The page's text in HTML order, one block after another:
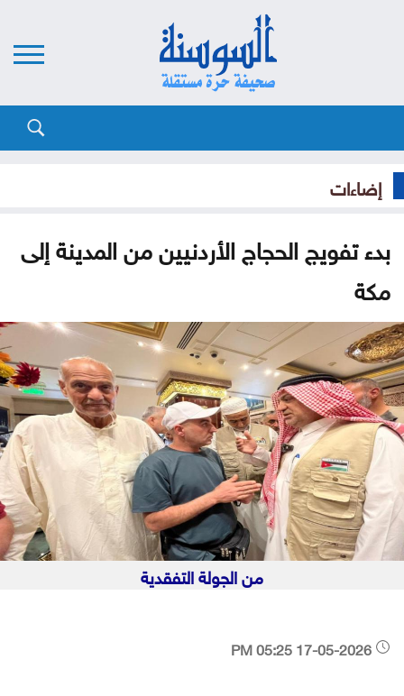
إضاءات
بدء تفويج الحجاج الأردنيين من المدينة إلى
مكة
من الجولة التفقدية